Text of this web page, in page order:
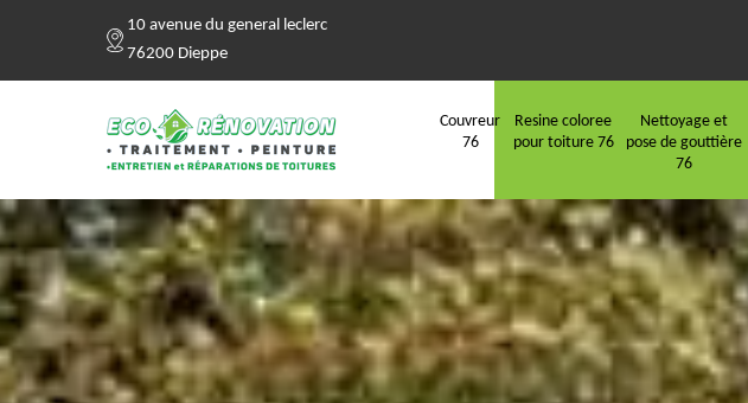
10 avenue du general leclerc
76200 Dieppe
Couvreur
76
Resine coloree
pour toiture 76
Nettoyage et
pose de gouttière
76